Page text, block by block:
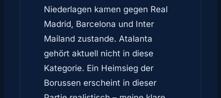
Niederlagen kamen gegen Real
Madrid, Barcelona und Inter
Mailand zustande. Atalanta
gehört aktuell nicht in diese
Kategorie. Ein Heimsieg der
Borussen erscheint in dieser